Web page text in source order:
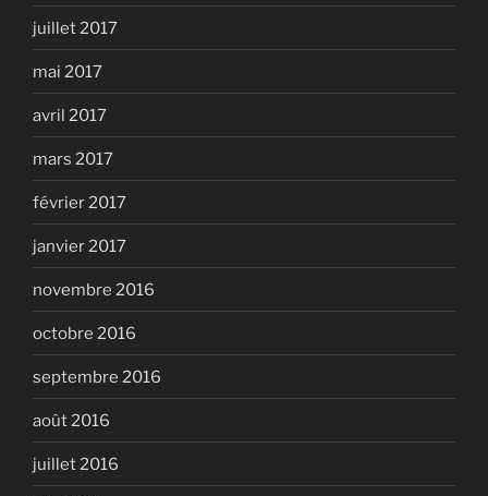
juillet 2017
mai 2017
avril 2017
mars 2017
février 2017
janvier 2017
novembre 2016
octobre 2016
septembre 2016
août 2016
juillet 2016